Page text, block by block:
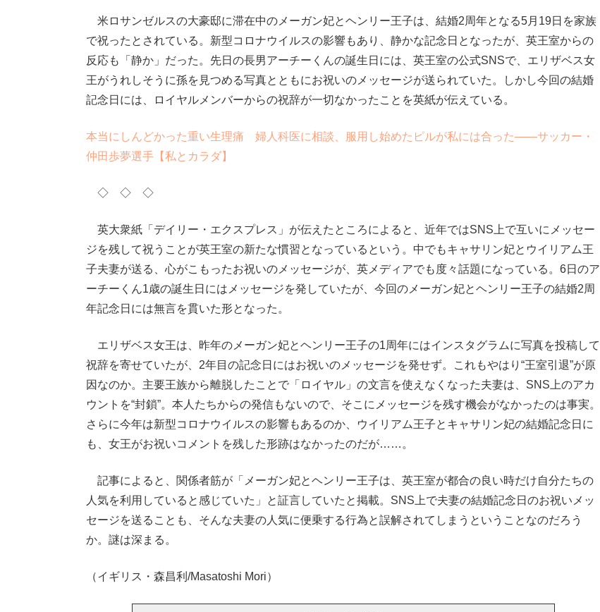
米ロサンゼルスの大豪邸に滞在中のメーガン妃とヘンリー王子は、結婚2周年となる5月19日を家族
で祝ったとされている。新型コロナウイルスの影響もあり、静かな記念日となったが、英王室からの
反応も「静か」だった。先日の長男アーチーくんの誕生日には、英王室の公式SNSで、エリザベス女
王がうれしそうに孫を見つめる写真とともにお祝いのメッセージが送られていた。しかし今回の結婚
記念日には、ロイヤルメンバーからの祝辞が一切なかったことを英紙が伝えている。
本当にしんどかった重い生理痛 婦人科医に相談、服用し始めたピルが私には合った――サッカー・
仲田歩夢選手【私とカラダ】
◇ ◇ ◇
英大衆紙「デイリー・エクスプレス」が伝えたところによると、近年ではSNS上で互いにメッセー
ジを残して祝うことが英王室の新たな慣習となっているという。中でもキャサリン妃とウイリアム王
子夫妻が送る、心がこもったお祝いのメッセージが、英メディアでも度々話題になっている。6日のア
ーチーくん1歳の誕生日にはメッセージを発していたが、今回のメーガン妃とヘンリー王子の結婚2周
年記念日には無言を貫いた形となった。
エリザベス女王は、昨年のメーガン妃とヘンリー王子の1周年にはインスタグラムに写真を投稿して
祝辞を寄せていたが、2年目の記念日にはお祝いのメッセージを発せず。これもやはり“王室引退”が原
因なのか。主要王族から離脱したことで「ロイヤル」の文言を使えなくなった夫妻は、SNS上のアカ
ウントを“封鎖”。本人たちからの発信もないので、そこにメッセージを残す機会がなかったのは事実。
さらに今年は新型コロナウイルスの影響もあるのか、ウイリアム王子とキャサリン妃の結婚記念日に
も、女王がお祝いコメントを残した形跡はなかったのだが……。
記事によると、関係者筋が「メーガン妃とヘンリー王子は、英王室が都合の良い時だけ自分たちの
人気を利用していると感じていた」と証言していたと掲載。SNS上で夫妻の結婚記念日のお祝いメッ
セージを送ることも、そんな夫妻の人気に便乗する行為と誤解されてしまうということなのだろう
か。謎は深まる。
（イギリス・森昌利/Masatoshi Mori）